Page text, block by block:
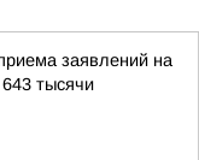
заявлений на
тысячи